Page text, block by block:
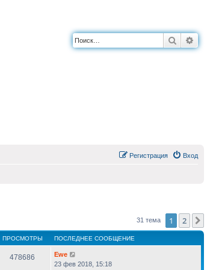
Поиск
Вход
Регистрация
31 тема 1 2
ПРОСМОТРЫ ПОСЛЕДНЕЕ СООБЩЕНИЕ
478686
Ewe
23 фев 2018, 15:18